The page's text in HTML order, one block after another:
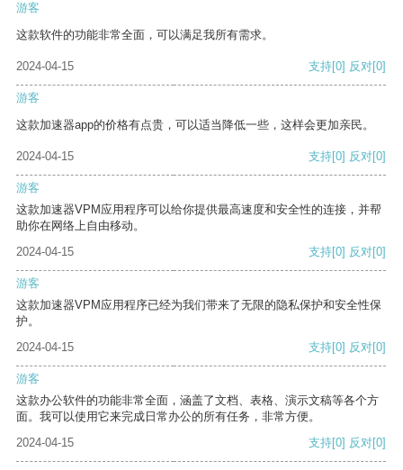
游客
这款软件的功能非常全面，可以满足我所有需求。
2024-04-15 支持[0] 反对[0]
游客
这款加速器app的价格有点贵，可以适当降低一些，这样会更加亲民。
2024-04-15 支持[0] 反对[0]
游客
这款加速器VPM应用程序可以给你提供最高速度和安全性的连接，并帮
助你在网络上自由移动。
2024-04-15
支持[0] 反对[0]
游客
这款加速器VPM应用程序已经为我们带来了无限的隐私保护和安全性保
护。
2024-04-15
支持[0] 反对[0]
游客
这款办公软件的功能非常全面，涵盖了文档、表格、演示文稿等各个方
面。我可以使用它来完成日常办公的所有任务，非常方便。
2024-04-15
支持[0] 反对[0]